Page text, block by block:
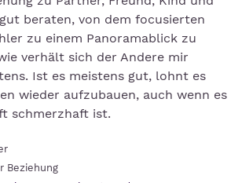
beraten, von dem focusierten
zu einem Panoramablick zu
verhält sich der Andere mir
Ist es meistens gut, lohnt es
wieder aufzubauen, auch wenn es
schmerzhaft ist.
Beziehung